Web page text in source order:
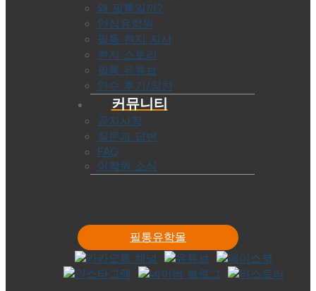
왜 필통일까?
안심유학원
필통 현지 지사
현지 스토리
필통 유튜브
연수 후기/칭찬
커뮤니티
공지사항
질문과 답변
FAQ
어학원 소식
필통유학몰